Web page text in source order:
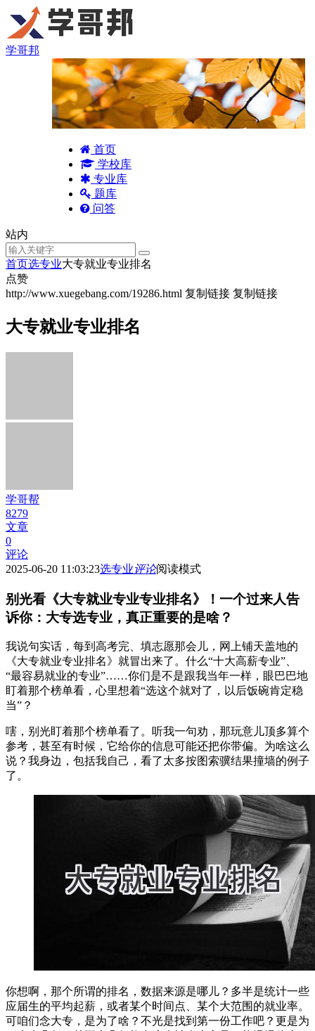
学哥邦
首页
学校库
专业库
题库
问答
站内
首页选专业大专就业专业排名
点赞
http://www.xuegebang.com/19286.html 复制链接 复制链接
大专就业专业排名
学哥帮
8279
文章
0
评论
2025-06-20 11:03:23选专业评论阅读模式
别光看《大专就业专业专业排名》！一个过来人告
诉你：大专选专业，真正重要的是啥？
我说句实话，每到高考完、填志愿那会儿，网上铺天盖地的
《大专就业专业排名》就冒出来了。什么“十大高薪专业”、
“最容易就业的专业”……你们是不是跟我当年一样，眼巴巴地
盯着那个榜单看，心里想着“选这个就对了，以后饭碗肯定稳
当”？
嗐，别光盯着那个榜单看了。听我一句劝，那玩意儿顶多算个
参考，甚至有时候，它给你的信息可能还把你带偏。为啥这么
说？我身边，包括我自己，看了太多按图索骥结果撞墙的例子
了。
你想啊，那个所谓的排名，数据来源是哪儿？多半是统计一些
应届生的平均起薪，或者某个时间点、某个大范围的就业率。
可咱们念大专，是为了啥？不光是找到第一份工作吧？更是为